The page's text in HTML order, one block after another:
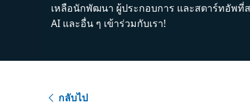
เหลือนักพัฒนา ผู้ประกอบการ และสตาร์ทอัพที่
AI และอื่น ๆ เข้าร่วมกับเรา!
กลับไป